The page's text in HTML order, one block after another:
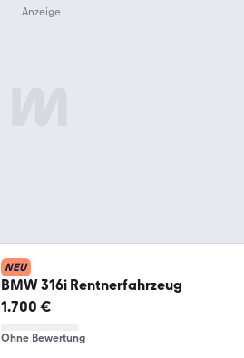
NEU
BMW 316i Rentnerfahrzeug
1.700 €
Ohne Bewertung